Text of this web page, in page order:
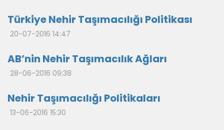
Türkiye Nehir Taşımacılığı Politikası
20-07-2016 14:47
AB’nin Nehir Taşımacılık Ağları
28-06-2016 09:38
Nehir Taşımacılığı Politikaları
13-06-2016 15:30